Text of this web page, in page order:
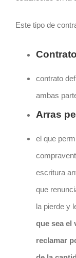
Este tipo de
Contrato
contrato
ambas
Arras
el que
escritura
que
la pierde y
que sea el
reclamar